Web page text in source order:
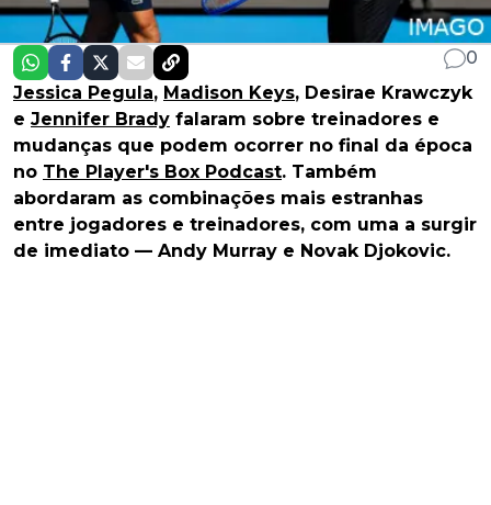
0
Jessica Pegula, Madison Keys, Desirae Krawczyk
e Jennifer Brady falaram sobre treinadores e
mudanças que podem ocorrer no final da época
no The Player's Box Podcast. Também
abordaram as combinações mais estranhas
entre jogadores e treinadores, com uma a surgir
de imediato — Andy Murray e Novak Djokovic.